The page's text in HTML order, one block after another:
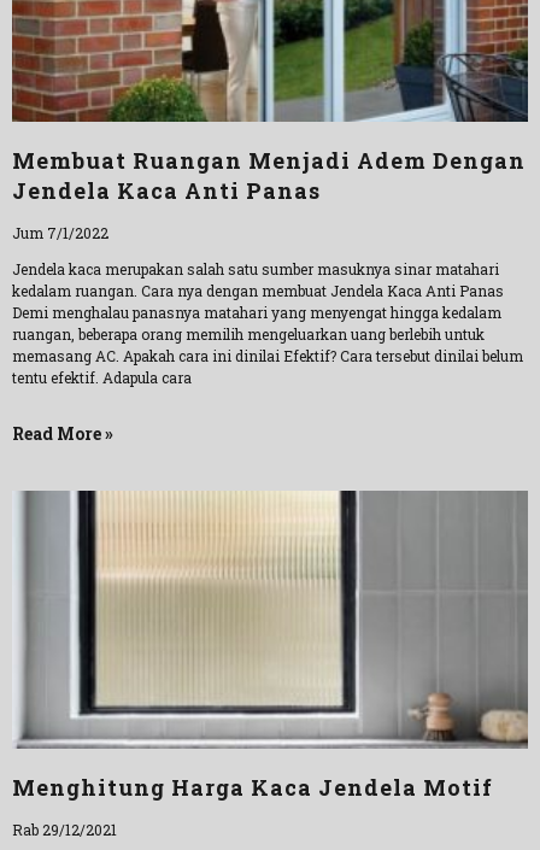
Membuat Ruangan Menjadi Adem Dengan
Jendela Kaca Anti Panas
Jum 7/1/2022
Jendela kaca merupakan salah satu sumber masuknya sinar matahari
kedalam ruangan. Cara nya dengan membuat Jendela Kaca Anti Panas
Demi menghalau panasnya matahari yang menyengat hingga kedalam
ruangan, beberapa orang memilih mengeluarkan uang berlebih untuk
memasang AC. Apakah cara ini dinilai Efektif? Cara tersebut dinilai belum
tentu efektif. Adapula cara
Read More »
Menghitung Harga Kaca Jendela Motif
Rab 29/12/2021